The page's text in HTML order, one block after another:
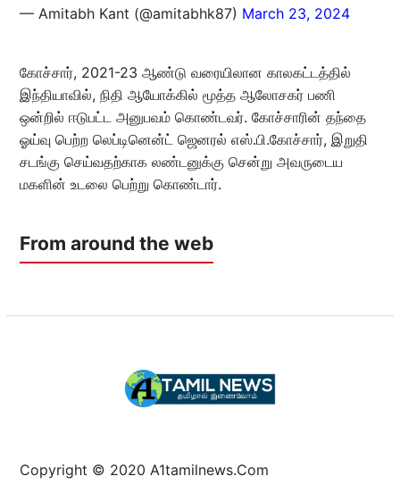
— Amitabh Kant (@amitabhk87) March 23, 2024
கோச்சார், 2021-23 ஆண்டு வரையிலான காலகட்டத்தில்
இந்தியாவில், நிதி ஆயோக்கில் மூத்த ஆலோசகர் பணி
ஒன்றில் ஈடுபட்ட அனுபவம் கொண்டவர். கோச்சாரின் தந்தை
ஓய்வு பெற்ற லெப்டினென்ட் ஜெனரல் எஸ்.பி.கோச்சார், இறுதி
சடங்கு செய்வதற்காக லண்டனுக்கு சென்று அவருடைய
மகளின் உடலை பெற்று கொண்டார்.
From around the web
Copyright © 2020 A1tamilnews.Com